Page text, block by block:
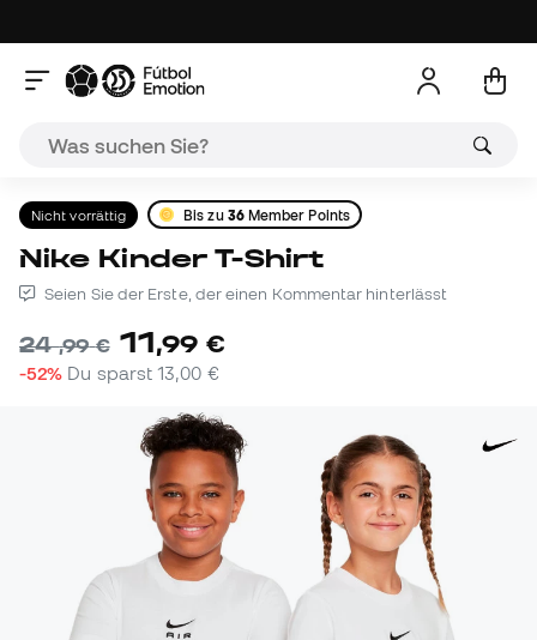
Nicht vorrättig Bis zu 36Member Points
Nike Kinder T-Shirt
Seien Sie der Erste, der einen Kommentar hinterlässt
24,99 € 11,99 €
-52% Du sparst13,00 €